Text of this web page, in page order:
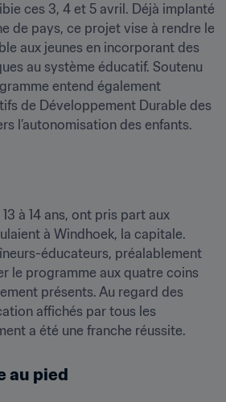
ces 3, 4 et 5 avril. Déjà implanté
de pays, ce projet vise à rendre le
aux jeunes en incorporant des
au système éducatif. Soutenu
entend également
de Développement Durable des
l’autonomisation des enfants.
à 14 ans, ont pris part aux
à Windhoek, la capitale.
éducateurs, préalablement
le programme aux quatre coins
présents. Au regard des
affichés par tous les
a été une franche réussite.
au pied